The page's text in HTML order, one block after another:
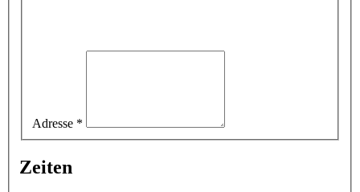
Adresse *
Zeiten